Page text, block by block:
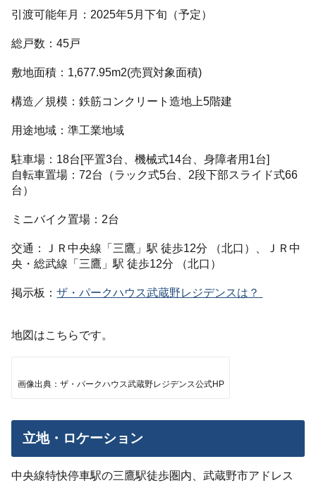
引渡可能年月：2025年5月下旬（予定）
総戸数：45戸
敷地面積：1,677.95m2(売買対象面積)
構造／規模：鉄筋コンクリート造地上5階建
用途地域：準工業地域
駐車場：18台[平置3台、機械式14台、身障者用1台]
自転車置場：72台（ラック式5台、2段下部スライド式66
台）
ミニバイク置場：2台
交通：ＪＲ中央線「三鷹」駅 徒歩12分 （北口）、ＪＲ中
央・総武線「三鷹」駅 徒歩12分 （北口）
掲示板：ザ・パークハウス武蔵野レジデンスは？
地図はこちらです。
画像出典：ザ・パークハウス武蔵野レジデンス公式HP
立地・ロケーション
中央線特快停車駅の三鷹駅徒歩圏内、武蔵野市アドレス